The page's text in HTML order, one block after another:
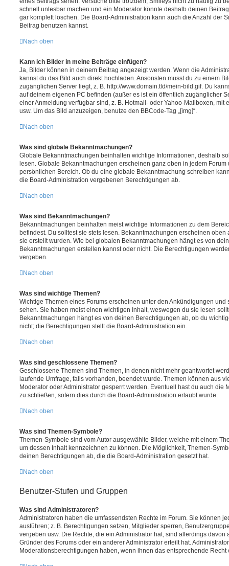
schnell unlesbar machen und ein Moderator könnte deshalb deinen
gar komplett löschen. Die Board-Administration kann auch die Anzahl der
Beitrag benutzen kannst.
Nach oben
Kann ich Bilder in meine Beiträge einfügen?
Ja, Bilder können in deinem Beitrag angezeigt werden. Wenn die
kannst du das Bild auch direkt hochladen. Ansonsten musst du zu einem
zugänglichen Server liegt, z. B. http://www.domain.tld/mein-bild.gif. Du
auf deinem eigenen PC befinden (außer es ist ein öffentlich zugänglicher
einer Anmeldung verfügbar sind, z. B. Hotmail- oder Yahoo-Mailboxen, mit
usw. Um das Bild anzuzeigen, benutze den BBCode-Tag „[img]“.
Nach oben
Was sind globale Bekanntmachungen?
Globale Bekanntmachungen beinhalten wichtige Informationen, deshalb
lesen. Globale Bekanntmachungen erscheinen ganz oben in jedem
persönlichen Bereich. Ob du eine globale Bekanntmachung schreiben
die Board-Administration vergebenen Berechtigungen ab.
Nach oben
Was sind Bekanntmachungen?
Bekanntmachungen beinhalten meist wichtige Informationen zu dem
befindest. Du solltest sie stets lesen. Bekanntmachungen erscheinen oben
sie erstellt wurden. Wie bei globalen Bekanntmachungen hängt es von
Bekanntmachungen erstellen kannst oder nicht. Die Berechtigungen
vergeben.
Nach oben
Was sind wichtige Themen?
Wichtige Themen eines Forums erscheinen unter den Ankündigungen und
sehen. Sie haben meist einen wichtigen Inhalt, weswegen du sie lesen
Bekanntmachungen hängt es von deinen Berechtigungen ab, ob du
nicht; die Berechtigungen stellt die Board-Administration ein.
Nach oben
Was sind geschlossene Themen?
Geschlossene Themen sind Themen, in denen nicht mehr geantwortet
laufende Umfrage, falls vorhanden, beendet wurde. Themen können aus
Moderator oder Administrator gesperrt werden. Eventuell hast du auch die
zu schließen, sofern dies durch die Board-Administration erlaubt wurde.
Nach oben
Was sind Themen-Symbole?
Themen-Symbole sind vom Autor ausgewählte Bilder, welche mit einem
um dessen Inhalt kennzeichnen zu können. Die Möglichkeit, Themen-
deinen Berechtigungen ab, die die Board-Administration gesetzt hat.
Nach oben
Benutzer-Stufen und Gruppen
Was sind Administratoren?
Administratoren haben die umfassendsten Rechte im Forum. Sie können
ausführen; z. B. Berechtigungen setzen, Mitglieder sperren,
vergeben usw. Die Rechte, die ein Administrator hat, sind allerdings
Gründer des Forums oder ein anderer Administrator erteilt hat.
Moderationsberechtigungen haben, wenn ihnen das entsprechende Recht